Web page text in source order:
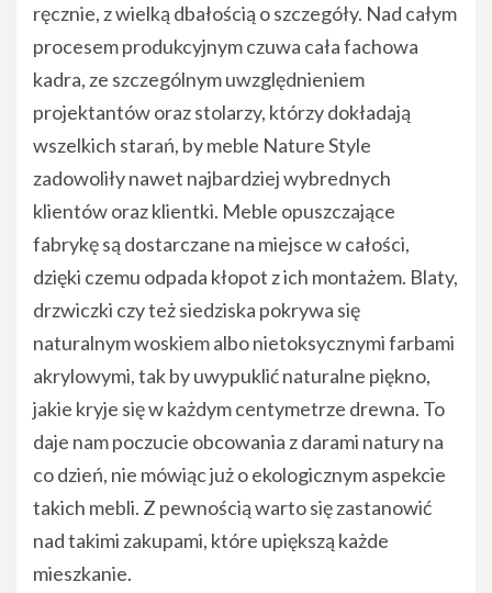
ręcznie, z wielką dbałością o szczegóły. Nad całym
procesem produkcyjnym czuwa cała fachowa
kadra, ze szczególnym uwzględnieniem
projektantów oraz stolarzy, którzy dokładają
wszelkich starań, by meble Nature Style
zadowoliły nawet najbardziej wybrednych
klientów oraz klientki. Meble opuszczające
fabrykę są dostarczane na miejsce w całości,
dzięki czemu odpada kłopot z ich montażem. Blaty,
drzwiczki czy też siedziska pokrywa się
naturalnym woskiem albo nietoksycznymi farbami
akrylowymi, tak by uwypuklić naturalne piękno,
jakie kryje się w każdym centymetrze drewna. To
daje nam poczucie obcowania z darami natury na
co dzień, nie mówiąc już o ekologicznym aspekcie
takich mebli. Z pewnością warto się zastanowić
nad takimi zakupami, które upiększą każde
mieszkanie.